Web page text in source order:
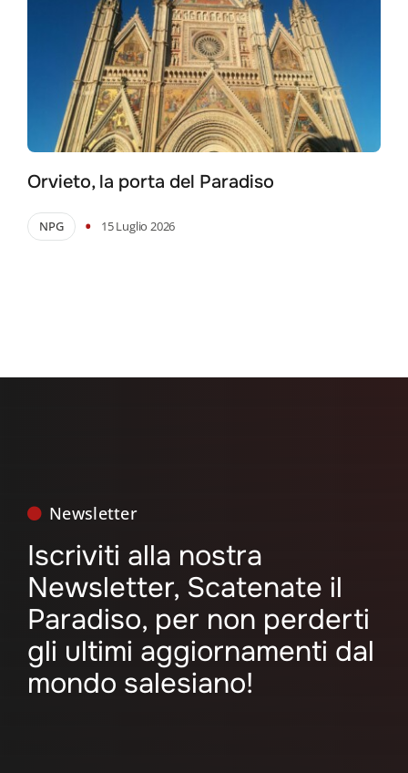
Orvieto, la porta del Paradiso
NPG • 15 Luglio 2026
Newsletter
Iscriviti alla nostra
Newsletter, Scatenate il
Paradiso, per non perderti
gli ultimi aggiornamenti dal
mondo salesiano!